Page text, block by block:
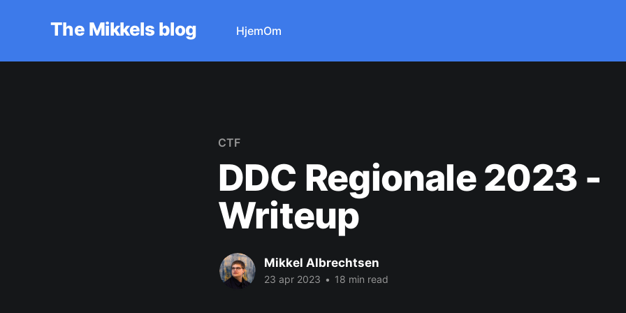
The Mikkels blog HjemOm
CTF
DDC Regionale 2023 -
Writeup
Mikkel Albrechtsen
23 apr 2023 • 18 min read